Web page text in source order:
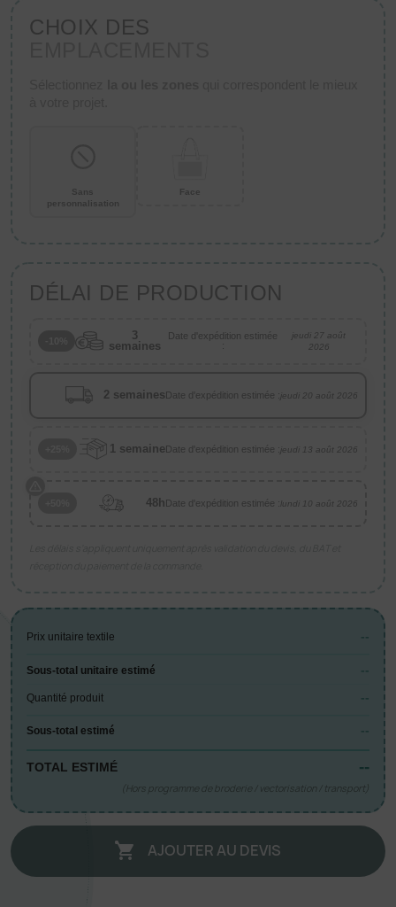
CHOIX DES
Sans
personnalisation
Face
DÉLAI DE PRODUCTION
3
semaines
Date d'expédition estimée
:
jeudi 27 août
2026
2 semainesDate d'expédition estimée :jeudi 20 août 2026
1 semaineDate d'expédition estimée :jeudi 13 août 2026
48hDate d'expédition estimée :lundi 10 août 2026
Prix unitaire textile --
Sous-total unitaire estimé --
Quantité produit --
Sous-total estimé --
TOTAL ESTIMÉ --
(Hors programme de broderie / vectorisation / transport)
 AJOUTER AU DEVIS